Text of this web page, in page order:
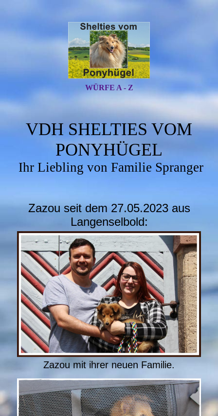
WÜRFE A - Z
VDH SHELTIES VOM
PONYHÜGEL
Ihr Liebling von Familie Spranger
Zazou seit dem 27.05.2023 aus
Langenselbold:
Zazou mit ihrer neuen Familie.